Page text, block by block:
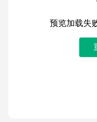
预览加载失